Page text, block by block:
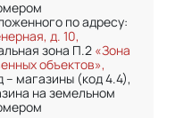
по адресу:
д. 10,
зона П.2 «Зона
объектов»,
магазины (код 4.4),
на земельном